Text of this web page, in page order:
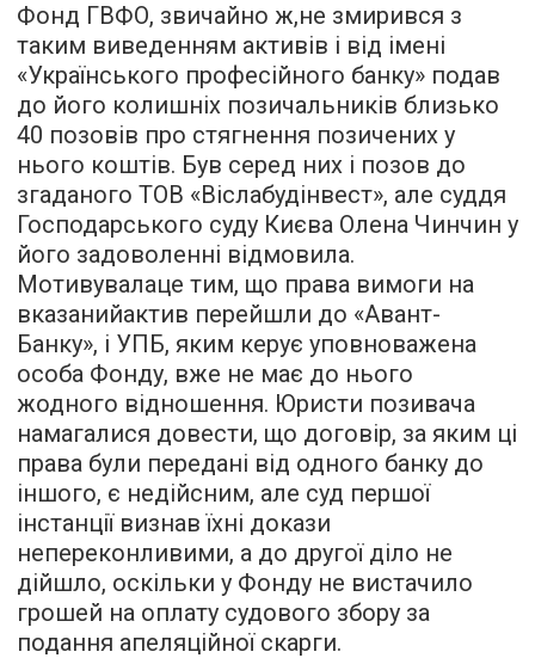
Фонд ГВФО, звичайно ж,не змирився з
таким виведенням активів і від імені
«Українського професійного банку» подав
до його колишніх позичальників близько
40 позовів про стягнення позичених у
нього коштів. Був серед них і позов до
згаданого ТОВ «Віслабудінвест», але суддя
Господарського суду Києва Олена Чинчин у
його задоволенні відмовила.
Мотивувалаце тим, що права вимоги на
вказанийактив перейшли до «Авант-
Банку», і УПБ, яким керує уповноважена
особа Фонду, вже не має до нього
жодного відношення. Юристи позивача
намагалися довести, що договір, за яким ці
права були передані від одного банку до
іншого, є недійсним, але суд першої
інстанції визнав їхні докази
непереконливими, а до другої діло не
дійшло, оскільки у Фонду не вистачило
грошей на оплату судового збору за
подання апеляційної скарги.